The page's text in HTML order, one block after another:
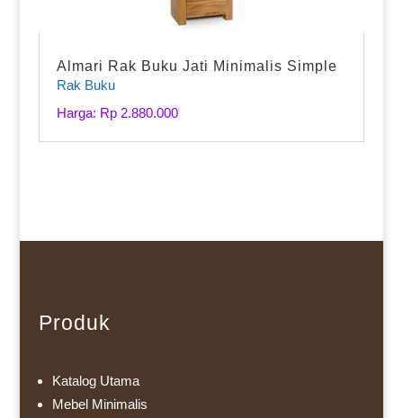
Almari Rak Buku Jati Minimalis Simple
Rak Buku
Harga: Rp 2.880.000
Produk
Katalog Utama
Mebel Minimalis